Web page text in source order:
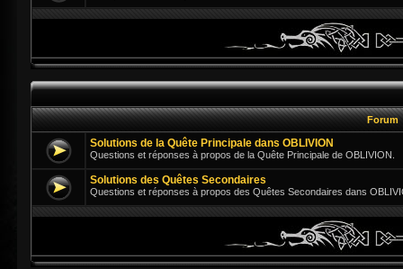
Forum
Solutions de la Quête Principale dans OBLIVION
Questions et réponses à propos de la Quête Principale de OBLIVION.
Solutions des Quêtes Secondaires
Questions et réponses à propos des Quêtes Secondaires dans